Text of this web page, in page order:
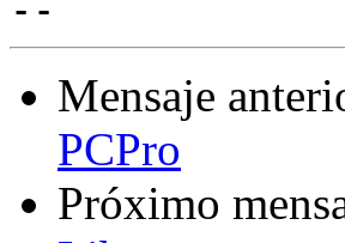
Mensaje
PCPro
Próximo